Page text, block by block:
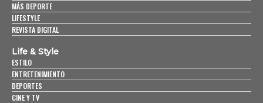
MÁS DEPORTE
LIFESTYLE
REVISTA DIGITAL
Life & Style
ESTILO
ENTRETENIMIENTO
DEPORTES
CINE Y TV